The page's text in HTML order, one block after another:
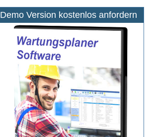
Demo Version kostenlos anfordern